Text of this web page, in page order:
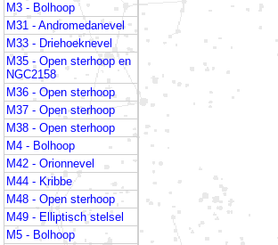
M3 - Bolhoop
M31 - Andromedanevel
M33 - Driehoeknevel
M35 - Open sterhoop en
NGC2158
M36 - Open sterhoop
M37 - Open sterhoop
M38 - Open sterhoop
M4 - Bolhoop
M42 - Orionnevel
M44 - Kribbe
M48 - Open sterhoop
M49 - Elliptisch stelsel
M5 - Bolhoop